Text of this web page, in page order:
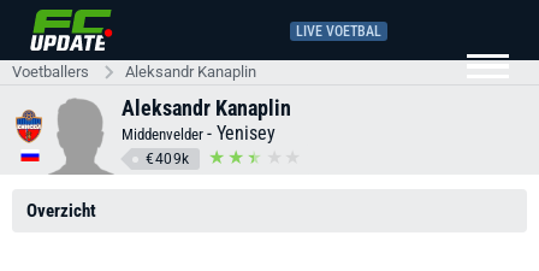
LIVE VOETBAL
Voetballers Aleksandr Kanaplin
Aleksandr Kanaplin
Middenvelder - Yenisey
€409k
Overzicht